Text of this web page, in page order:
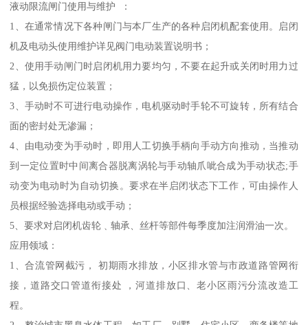
液动限流闸门使用与维护 ：
1、在通常情况下各种闸门与本厂生产的各种启闭机配套使用。启闭
机及电动头使用维护详见阀门电动装置说明书；
2、使用手动闸门时启闭机用力要均匀，不要在起升或关闭时用力过
猛，以免损伤定位装置；
3、手动时不可进行电动操作，电机驱动时手轮不可旋转，所有结合
面的密封处无渗漏；
4、由电动变为手动时，即用人工切换手柄向手动方向推动，当推动
到一定位置时中间离合器脱离涡轮与手动轴爪呲合成为手动状态;手
动变为电动时为自动切换。要求在半启闭状态下工作，可由操作人
员根据经验选择电动或手动；
5、要求对启闭机齿轮﹑轴承、丝杆等部件每季度加注润滑油一次。
应用领域：
1、合流管网截污， 初期雨水排放，小区排水管与市政道路管网衔
接，道路交口管道衔接处 ，河道排放口、老小区雨污分流改造工
程。